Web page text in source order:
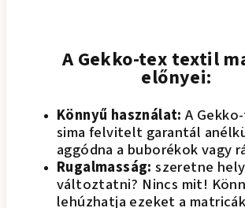
A Gekko-tex textil
előnyei:
Könnyű használat:A
sima felvitelt garantál
aggódna a buborékok vagy
Rugalmasság: szeretne
változtatni? Nincs mit!
lehúzhatja ezeket a